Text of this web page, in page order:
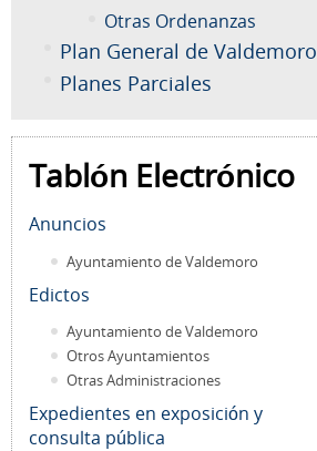
Otras Ordenanzas
Plan General de Valdemoro
Planes Parciales
Tablón Electrónico
Anuncios
Ayuntamiento de Valdemoro
Edictos
Ayuntamiento de Valdemoro
Otros Ayuntamientos
Otras Administraciones
Expedientes en exposición y
consulta pública